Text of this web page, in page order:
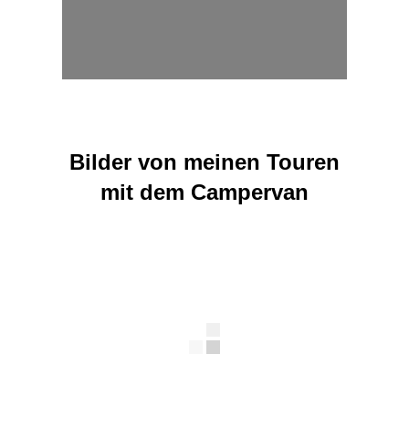
Bilder von meinen Touren
mit dem Campervan